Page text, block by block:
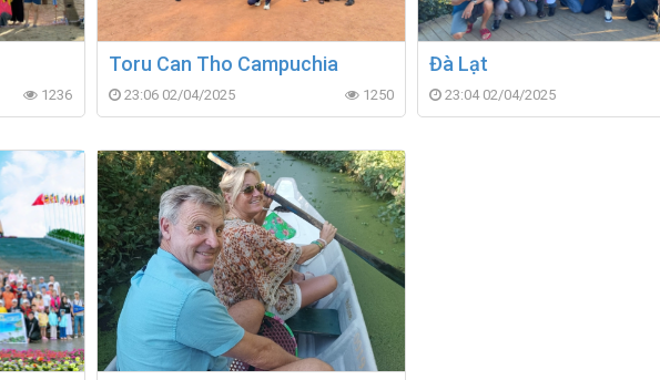
1236
Toru Can Tho Campuchia
23:06 02/04/2025 1250
Đà Lạt
23:04 02/04/2025